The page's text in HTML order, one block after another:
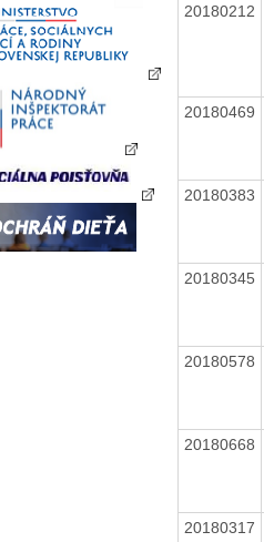
20180212
20180469
20180383
20180345
20180578
20180668
20180317